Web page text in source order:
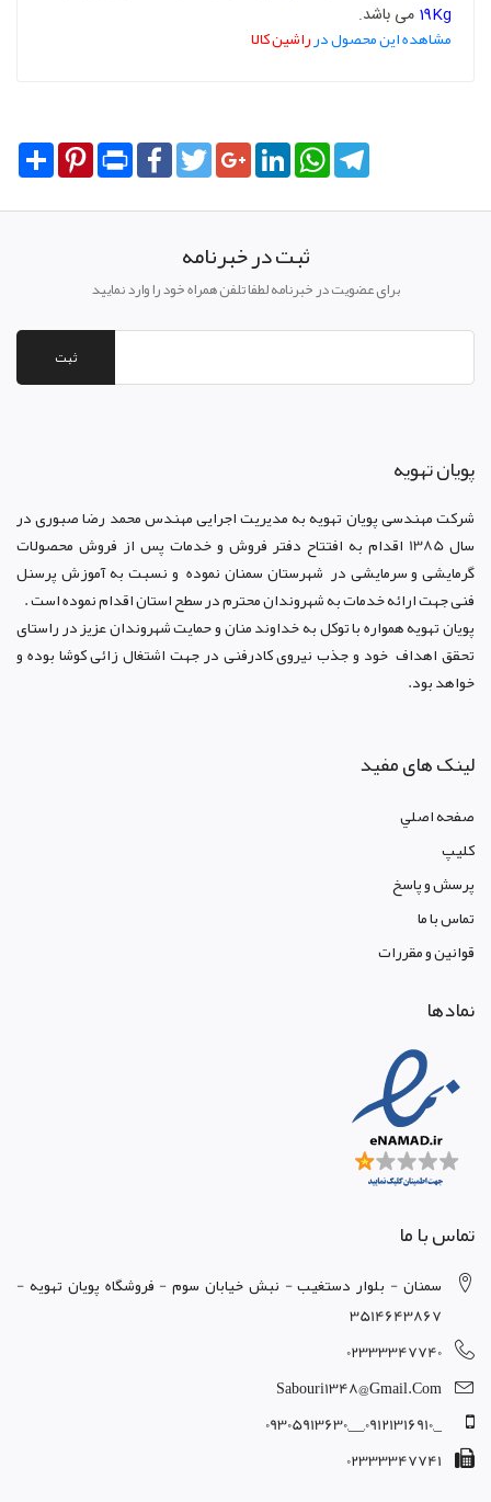
19Kg می باشد.
مشاهده این محصول درراشین کالا
Share PinterestPrint FacebookTwitterGoogle+LinkedInWhatsApp
ثبت در خبرنامه
برای عضویت در خبرنامه لطفا تلفن همراه خود را وارد نمایید
ثبت
پويان تهويه
شرکت مهندسی پویان تهویهبه مدیریت اجرایی مهندس محمد رضا صبوری در
سال 1385 اقدام به افتتاح دفتر فروش و خدمات پس از فروش محصولات
گرمایشی و سرمایشی در شهرستان سمنان نموده و نسبت به آموزش پرسنل
فنی جهت ارائه خدمات به شهروندان محترم در سطح استان اقدام نموده است .
پویان تهویه همواره با توکل به خداوند منان و حمایت شهروندان عزیز در راستای
تحقق اهداف خود و جذب نیروی کادرفنی در جهت اشتغال زائی کوشا بوده و
خواهد بود.
لینک های مفید
صفحه اصلي
کليپ
پرسش و پاسخ
تماس با ما
قوانين و مقررات
نمادها
تماس با ما
سمنان - بلوار دستغيب - نبش خيابان سوم - فروشگاه پويان تهويه -
3514643867
02333347740
Sabouri1348@gmail.com
_,09121316910,__,09305913630
02333347741